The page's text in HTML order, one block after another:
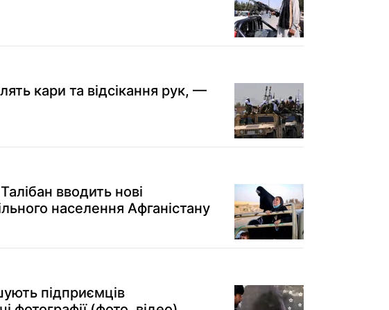
кари та відсікання рук, —
вводить нові
населення Афганістану
підприємців